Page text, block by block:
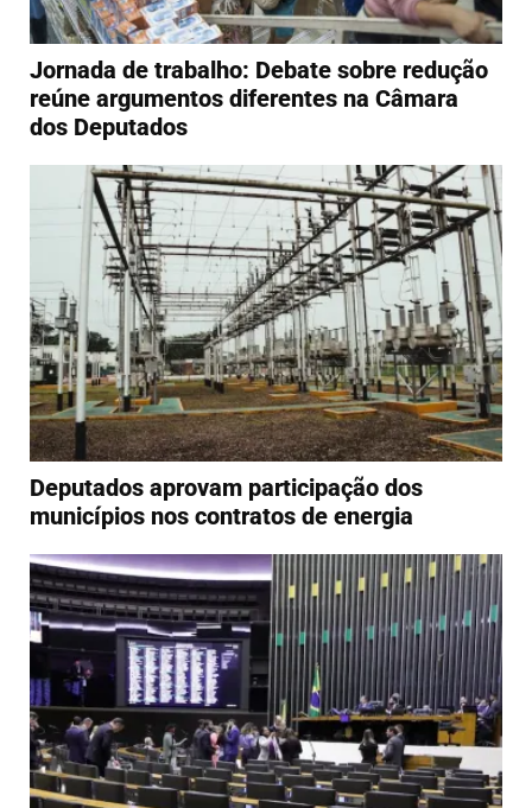
Jornada de trabalho: Debate sobre redução
reúne argumentos diferentes na Câmara
dos Deputados
Deputados aprovam participação dos
municípios nos contratos de energia